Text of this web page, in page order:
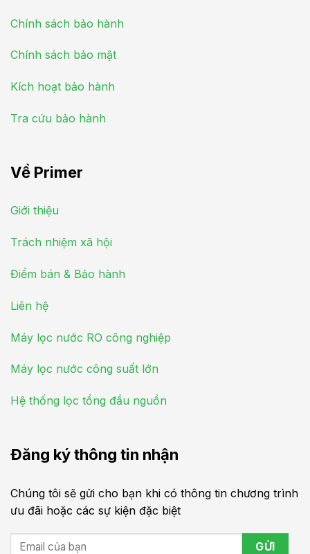
Chính sách bảo hành
Chính sách bảo mật
Kích hoạt bảo hành
Tra cứu bảo hành
Về Primer
Giới thiệu
Trách nhiệm xã hội
Điểm bán & Bảo hành
Liên hệ
Máy lọc nước RO công nghiệp
Máy lọc nước công suất lớn
Hệ thống lọc tổng đầu nguồn
Đăng ký thông tin nhận
Chúng tôi sẽ gửi cho bạn khi có thông tin chương trình
ưu đãi hoặc các sự kiện đặc biệt